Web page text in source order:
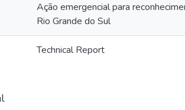
Ação emergencial para
Rio Grande do Sul
Technical Report